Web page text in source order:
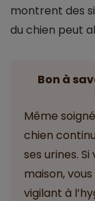
montrent des
du chien peut
Bon à
Même
chien
ses urines.
maison,
vigilant à